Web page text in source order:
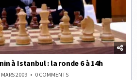
à Istanbul : la ronde 6 à 14h
MARS 2009 0 COMMENTSON